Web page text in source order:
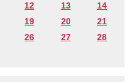
12 13
14
19 20
21
26 27
28